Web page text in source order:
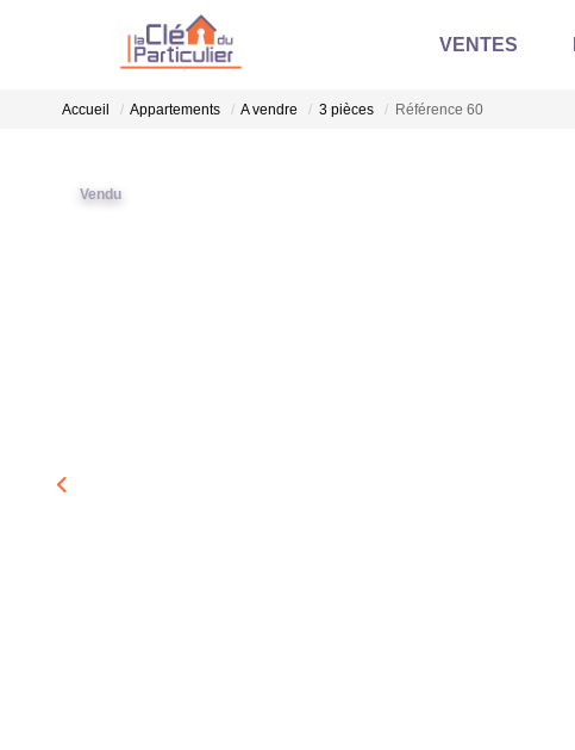
VENTES
Accueil Appartements A vendre 3 pièces Référence 60
Vendu